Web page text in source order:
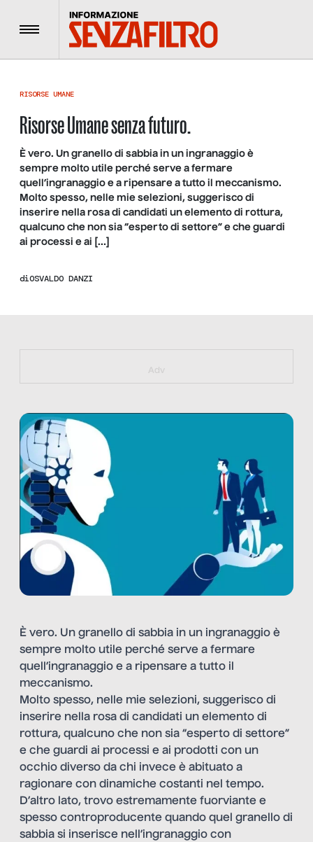
Menu
RISORSE UMANE
Risorse Umane senza futuro.
È vero. Un granello di sabbia in un ingranaggio è
sempre molto utile perché serve a fermare
quell’ingranaggio e a ripensare a tutto il meccanismo.
Molto spesso, nelle mie selezioni, suggerisco di
inserire nella rosa di candidati un elemento di rottura,
qualcuno che non sia “esperto di settore” e che guardi
ai processi e ai […]
diOSVALDO DANZI
https://bit.ly/muster_aggiornamento
Adv
È vero. Un granello di sabbia in un ingranaggio è
sempre molto utile perché serve a fermare
quell’ingranaggio e a ripensare a tutto il
meccanismo.
Molto spesso, nelle mie selezioni, suggerisco di
inserire nella rosa di candidati un elemento di
rottura, qualcuno che non sia “esperto di settore”
e che guardi ai processi e ai prodotti con un
occhio diverso da chi invece è abituato a
ragionare con dinamiche costanti nel tempo.
D’altro lato, trovo estremamente fuorviante e
spesso controproducente quando quel granello di
sabbia si inserisce nell’ingranaggio con